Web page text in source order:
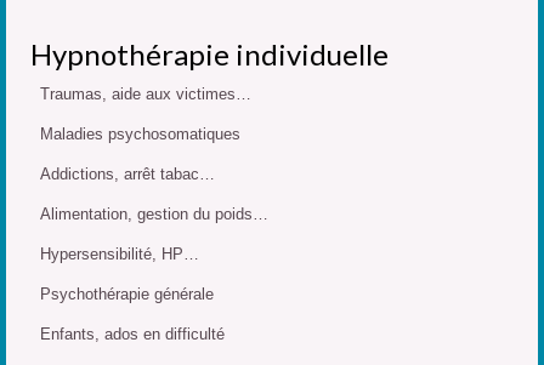
Hypnothérapie individuelle
Traumas, aide aux victimes…
Maladies psychosomatiques
Addictions, arrêt tabac…
Alimentation, gestion du poids…
Hypersensibilité, HP…
Psychothérapie générale
Enfants, ados en difficulté